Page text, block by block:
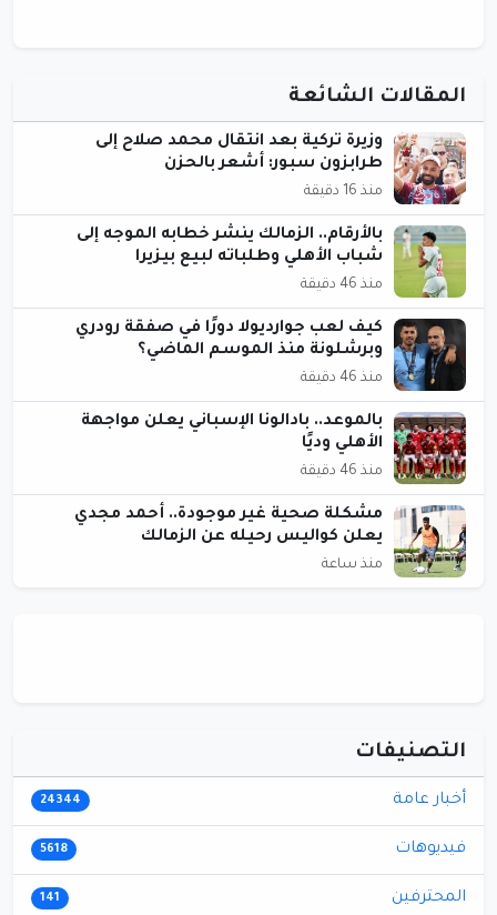
المقالات الشائعة
وزيرة تركية بعد انتقال محمد صلاح إلى
طرابزون سبور: أشعر بالحزن
منذ 16 دقيقة
بالأرقام.. الزمالك ينشر خطابه الموجه إلى
شباب الأهلي وطلباته لبيع بيزيرا
منذ 46 دقيقة
كيف لعب جوارديولا دورًا في صفقة رودري
وبرشلونة منذ الموسم الماضي؟
منذ 46 دقيقة
بالموعد.. بادالونا الإسباني يعلن مواجهة
الأهلي وديًا
منذ 46 دقيقة
مشكلة صحية غير موجودة.. أحمد مجدي
يعلن كواليس رحيله عن الزمالك
منذ ساعة
التصنيفات
أخبار عامة 24344
فيديوهات 5618
المحترفين 141